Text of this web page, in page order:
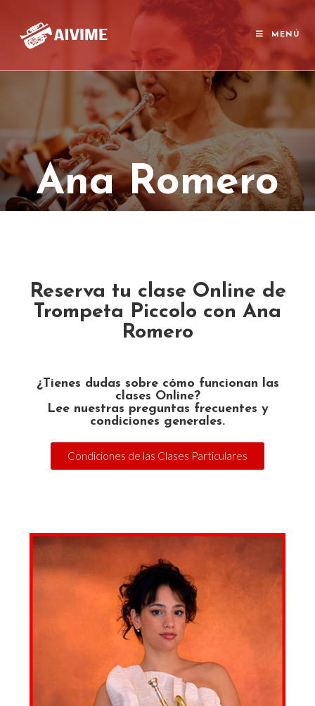
MENÚ
Ana Romero
Reserva tu clase Online de
Trompeta Piccolo con Ana
Romero
¿Tienes dudas sobre cómo funcionan las
clases Online?
Lee nuestras preguntas frecuentes y
condiciones generales.
Condiciones de las Clases Particulares